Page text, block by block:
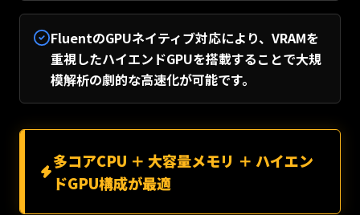
FluentのGPUネイティブ対応により、VRAMを
重視したハイエンドGPUを搭載することで大規
模解析の劇的な高速化が可能です。
多コアCPU ＋ 大容量メモリ ＋ ハイエン
ドGPU構成が最適